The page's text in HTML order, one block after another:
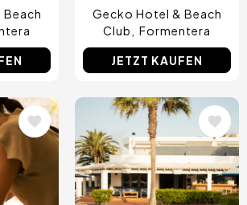
Gecko Hotel & Beach
Club
Formentera
JETZT KAUFEN
Bild